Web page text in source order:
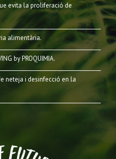
evita la proliferació de
alimentària.
by PROQUIMIA.
neteja i desinfecció en la